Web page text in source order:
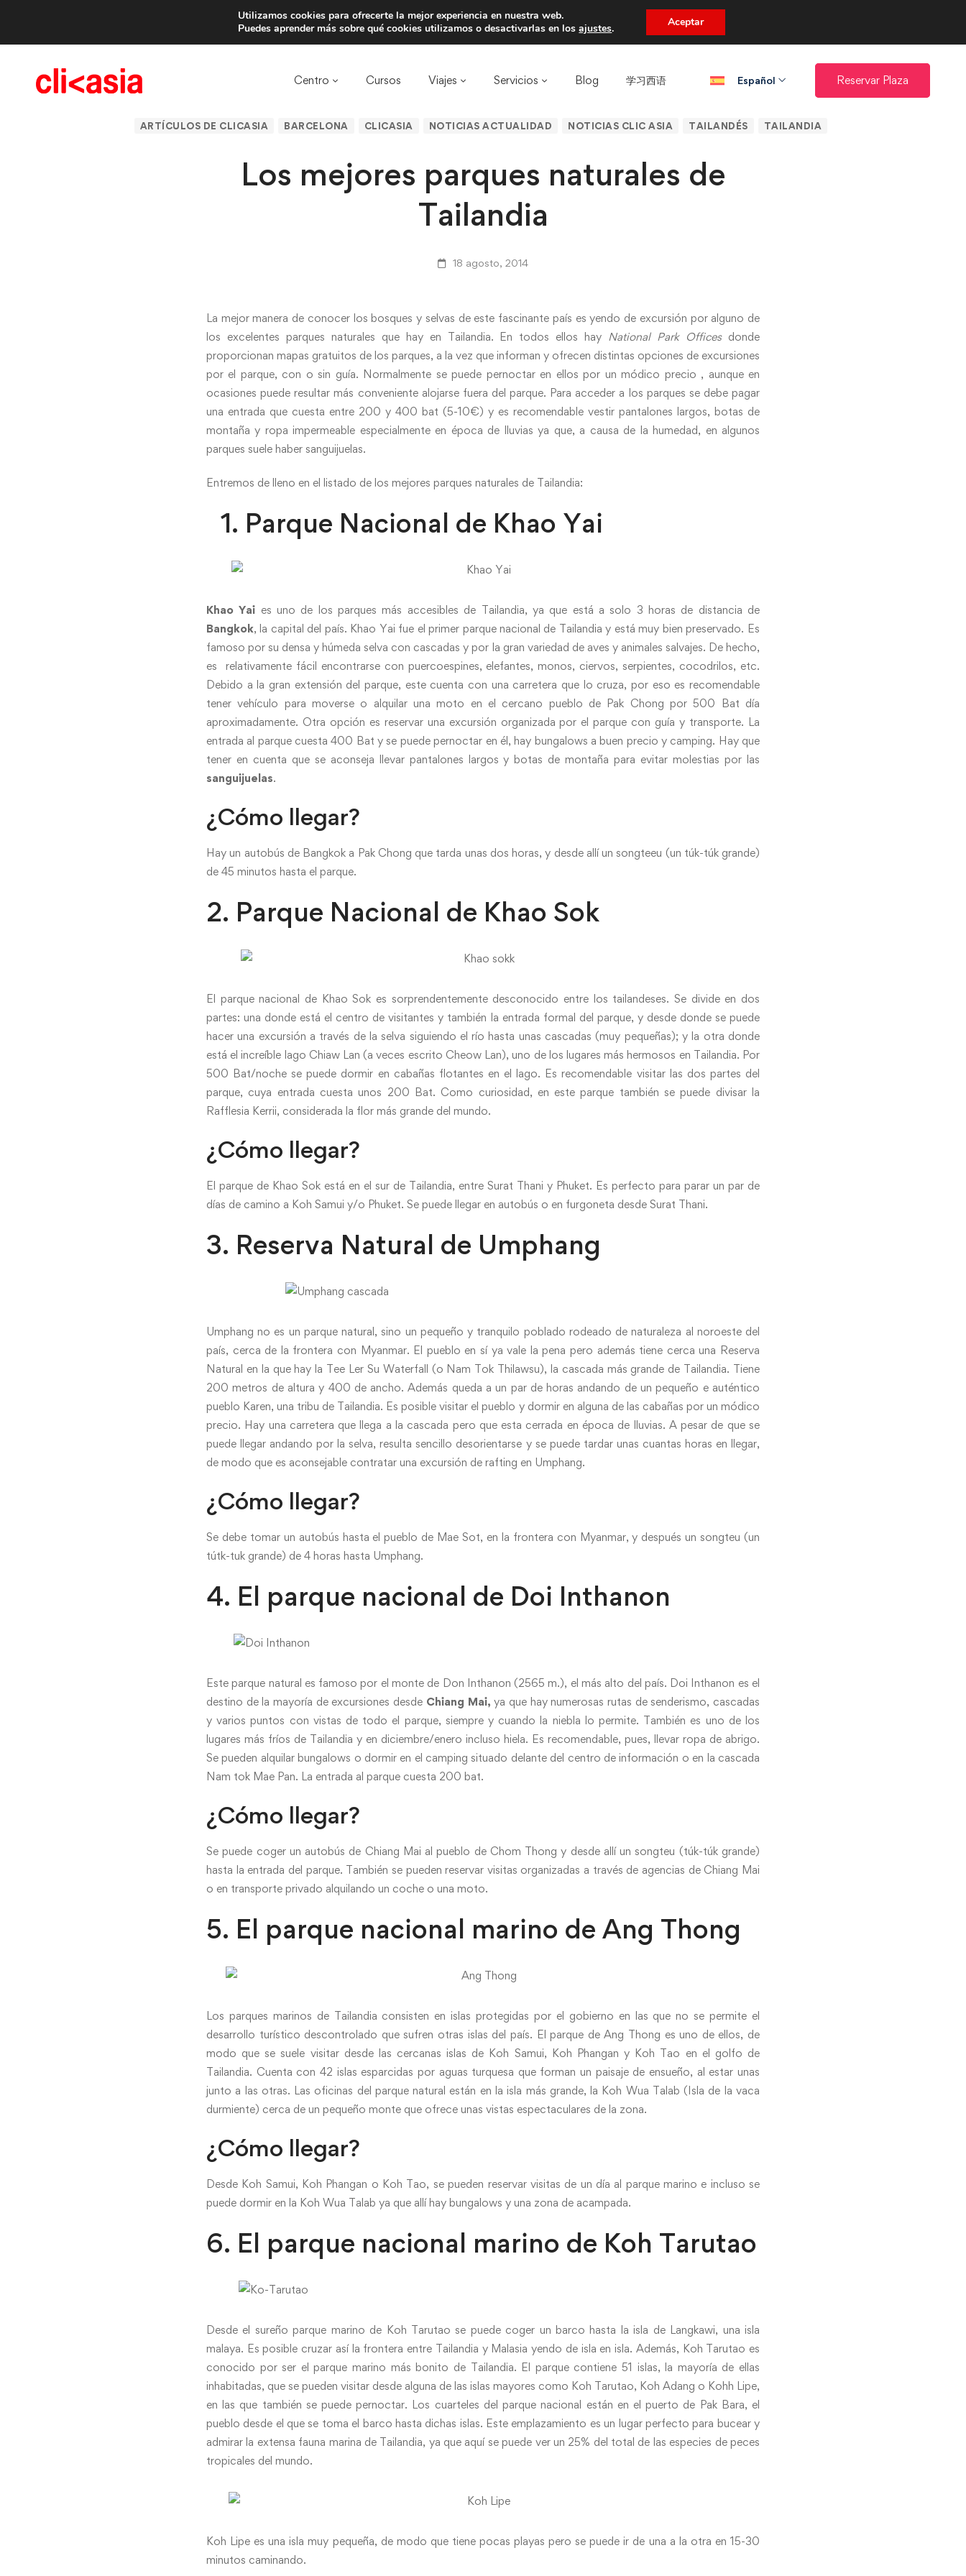
Trae a un amigo y llevaos un total de 75€ de descuento.
Centro Cursos Viajes Servicios Blog 学习西语​ Español Reservar Plaza
ARTÍCULOS DE CLICASIA BARCELONA CLICASIA NOTICIAS ACTUALIDAD NOTICIAS CLIC ASIA TAILANDÉS TAILANDIA
Los mejores parques naturales de
Tailandia
18 agosto, 2014
La mejor manera de conocer los bosques y selvas de este fascinante país es yendo de excursión por alguno de
los excelentes parques naturales que hay en Tailandia. En todos ellos hay National Park Officesdonde
proporcionan mapas gratuitos de los parques, a la vez que informan y ofrecen distintas opciones de excursiones
por el parque, con o sin guía. Normalmente se puede pernoctar en ellos por un módico precio , aunque en
ocasiones puede resultar más conveniente alojarse fuera del parque. Para acceder a los parques se debe pagar
una entrada que cuesta entre 200 y 400 bat (5-10€) y es recomendable vestir pantalones largos, botas de
montaña y ropa impermeable especialmente en época de lluvias ya que, a causa de la humedad, en algunos
parques suele haber sanguijuelas.
Entremos de lleno en el listado de los mejores parques naturales de Tailandia:
1. Parque Nacional de Khao Yai
Khao Yai es uno de los parques más accesibles de Tailandia, ya que está a solo 3 horas de distancia de
Bangkok, la capital del país. Khao Yai fue el primer parque nacional de Tailandia y está muy bien preservado. Es
famoso por su densa y húmeda selva con cascadas y por la gran variedad de aves y animales salvajes. De hecho,
es relativamente fácil encontrarse con puercoespines, elefantes, monos, ciervos, serpientes, cocodrilos, etc.
Debido a la gran extensión del parque, este cuenta con una carretera que lo cruza, por eso es recomendable
tener vehículo para moverse o alquilar una moto en el cercano pueblo de Pak Chong por 500 Bat día
aproximadamente. Otra opción es reservar una excursión organizada por el parque con guía y transporte. La
entrada al parque cuesta 400 Bat y se puede pernoctar en él, hay bungalows a buen precio y camping. Hay que
tener en cuenta que se aconseja llevar pantalones largos y botas de montaña para evitar molestias por las
sanguijuelas.
¿Cómo llegar?
Hay un autobús de Bangkok a Pak Chong que tarda unas dos horas, y desde allí un songteeu (un túk-túk grande)
de 45 minutos hasta el parque.
2. Parque Nacional de Khao Sok
El parque nacional de Khao Sok es sorprendentemente desconocido entre los tailandeses. Se divide en dos
partes: una donde está el centro de visitantes y también la entrada formal del parque, y desde donde se puede
hacer una excursión a través de la selva siguiendo el río hasta unas cascadas (muy pequeñas); y la otra donde
está el increíble lago Chiaw Lan (a veces escrito Cheow Lan), uno de los lugares más hermosos en Tailandia. Por
500 Bat/noche se puede dormir en cabañas flotantes en el lago. Es recomendable visitar las dos partes del
parque, cuya entrada cuesta unos 200 Bat. Como curiosidad, en este parque también se puede divisar la
Rafflesia Kerrii, considerada la flor más grande del mundo.
¿Cómo llegar?
El parque de Khao Sok está en el sur de Tailandia, entre Surat Thani y Phuket. Es perfecto para parar un par de
días de camino a Koh Samui y/o Phuket. Se puede llegar en autobús o en furgoneta desde Surat Thani.
3. Reserva Natural de Umphang
Umphang no es un parque natural, sino un pequeño y tranquilo poblado rodeado de naturaleza al noroeste del
país, cerca de la frontera con Myanmar. El pueblo en sí ya vale la pena pero además tiene cerca una Reserva
Natural en la que hay la Tee Ler Su Waterfall (o Nam Tok Thilawsu), la cascada más grande de Tailandia. Tiene
200 metros de altura y 400 de ancho. Además queda a un par de horas andando de un pequeño e auténtico
pueblo Karen, una tribu de Tailandia. Es posible visitar el pueblo y dormir en alguna de las cabañas por un módico
precio. Hay una carretera que llega a la cascada pero que esta cerrada en época de lluvias. A pesar de que se
puede llegar andando por la selva, resulta sencillo desorientarse y se puede tardar unas cuantas horas en llegar,
de modo que es aconsejable contratar una excursión de rafting en Umphang.
¿Cómo llegar?
Se debe tomar un autobús hasta el pueblo de Mae Sot, en la frontera con Myanmar, y después un songteu (un
tútk-tuk grande) de 4 horas hasta Umphang.
4. El parque nacional de Doi Inthanon
Este parque natural es famoso por el monte de Don Inthanon (2565 m.), el más alto del país. Doi Inthanon es el
destino de la mayoría de excursiones desde Chiang Mai, ya que hay numerosas rutas de senderismo, cascadas
y varios puntos con vistas de todo el parque, siempre y cuando la niebla lo permite. También es uno de los
lugares más fríos de Tailandia y en diciembre/enero incluso hiela. Es recomendable, pues, llevar ropa de abrigo.
Se pueden alquilar bungalows o dormir en el camping situado delante del centro de información o en la cascada
Nam tok Mae Pan. La entrada al parque cuesta 200 bat.
¿Cómo llegar?
Se puede coger un autobús de Chiang Mai al pueblo de Chom Thong y desde allí un songteu (túk-túk grande)
hasta la entrada del parque. También se pueden reservar visitas organizadas a través de agencias de Chiang Mai
o en transporte privado alquilando un coche o una moto.
5. El parque nacional marino de Ang Thong
Los parques marinos de Tailandia consisten en islas protegidas por el gobierno en las que no se permite el
desarrollo turístico descontrolado que sufren otras islas del país. El parque de Ang Thong es uno de ellos, de
modo que se suele visitar desde las cercanas islas de Koh Samui, Koh Phangan y Koh Tao en el golfo de
Tailandia. Cuenta con 42 islas esparcidas por aguas turquesa que forman un paisaje de ensueño, al estar unas
junto a las otras. Las oficinas del parque natural están en la isla más grande, la Koh Wua Talab (Isla de la vaca
durmiente) cerca de un pequeño monte que ofrece unas vistas espectaculares de la zona.
¿Cómo llegar?
Desde Koh Samui, Koh Phangan o Koh Tao, se pueden reservar visitas de un día al parque marino e incluso se
puede dormir en la Koh Wua Talab ya que allí hay bungalows y una zona de acampada.
6. El parque nacional marino de Koh Tarutao
Desde el sureño parque marino de Koh Tarutao se puede coger un barco hasta la isla de Langkawi, una isla
malaya. Es posible cruzar así la frontera entre Tailandia y Malasia yendo de isla en isla. Además, Koh Tarutao es
conocido por ser el parque marino más bonito de Tailandia. El parque contiene 51 islas, la mayoría de ellas
inhabitadas, que se pueden visitar desde alguna de las islas mayores como Koh Tarutao, Koh Adang o Kohh Lipe,
en las que también se puede pernoctar. Los cuarteles del parque nacional están en el puerto de Pak Bara, el
pueblo desde el que se toma el barco hasta dichas islas. Este emplazamiento es un lugar perfecto para bucear y
admirar la extensa fauna marina de Tailandia, ya que aquí se puede ver un 25% del total de las especies de peces
tropicales del mundo.
Koh Lipe es una isla muy pequeña, de modo que tiene pocas playas pero se puede ir de una a la otra en 15-30
minutos caminando.
Utilizamos cookies para ofrecerte la mejor experiencia en nuestra web.
Puedes aprender más sobre qué cookies utilizamos o desactivarlas en losajustes. Aceptar